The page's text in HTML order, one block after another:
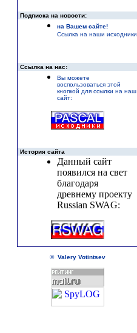
Подписка на новости:
на Вашем сайте!
Ссылка на наши исходники
Ссылка на нас:
Вы можете
воспользоваться этой
кнопкой для ссылки на наш
сайт:
История сайта
Данный сайт
появился на свет
благодаря
древнему проекту
Russian SWAG:
© Valery Votintsev